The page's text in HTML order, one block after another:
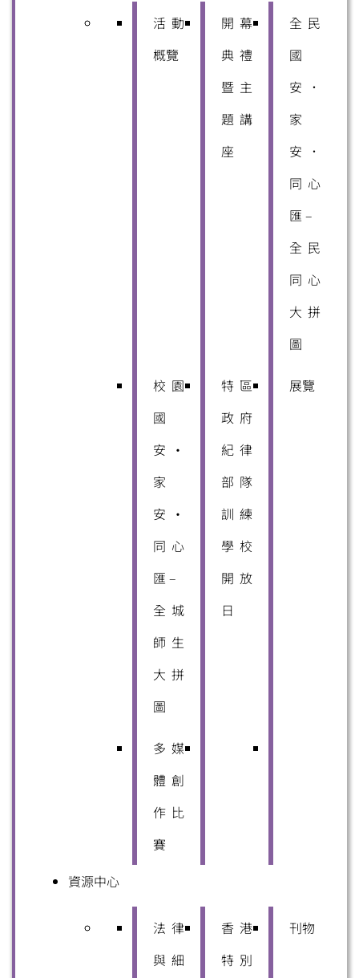
活動
概覽
開幕
典禮
暨主
題講
座
全民
國
安．
家
安．
同心
匯 –
全民
同心
大拼
圖
校園
國
安・
家
安・
同心
匯 –
全城
師生
大拼
圖
特區
政府
紀律
部隊
訓練
學校
開放
日
展覽
多媒
體創
作比
賽
資源中心
法律
與細
香港
特別
刊物